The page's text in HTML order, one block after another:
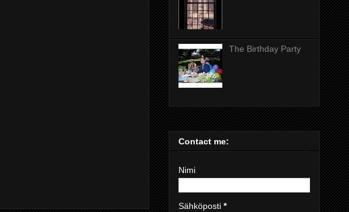
The Birthday Party
Contact me:
Nimi
Sähköposti *